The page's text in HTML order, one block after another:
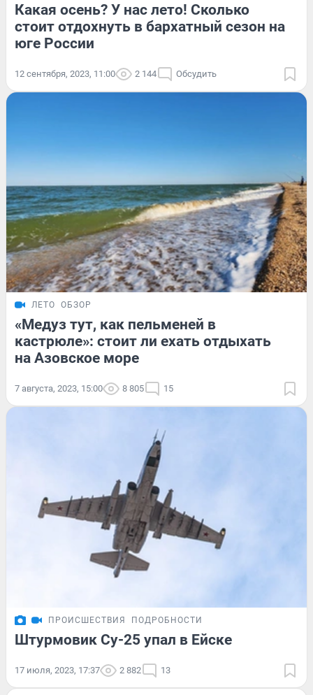
Какая осень? У нас лето! Сколько
стоит отдохнуть в бархатный сезон на
юге России
12 сентября, 2023, 11:00 2 144 Обсудить
ЛЕТО ОБЗОР
«Мeдуз тут, кaк пельменей в
кастрюле»: стоит ли ехать отдыхать
на Азовское море
7 августа, 2023, 15:00 8 805 15
ПРОИСШЕСТВИЯ ПОДРОБНОСТИ
Штурмовик Су-25 упал в Ейске
17 июля, 2023, 17:37 2 882 13